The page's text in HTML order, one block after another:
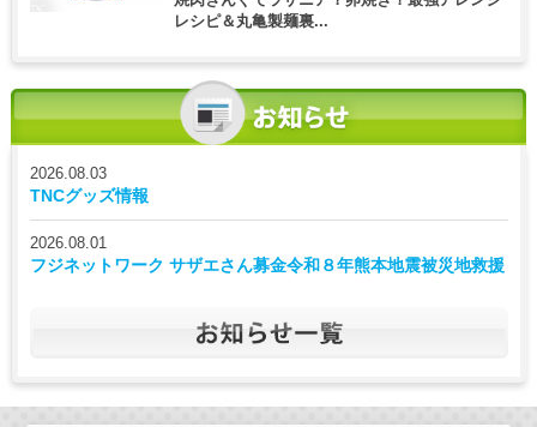
レシピ＆丸亀製麺裏...
2026.08.03
TNCグッズ情報
2026.08.01
フジネットワーク サザエさん募金令和８年熊本地震被災地救援